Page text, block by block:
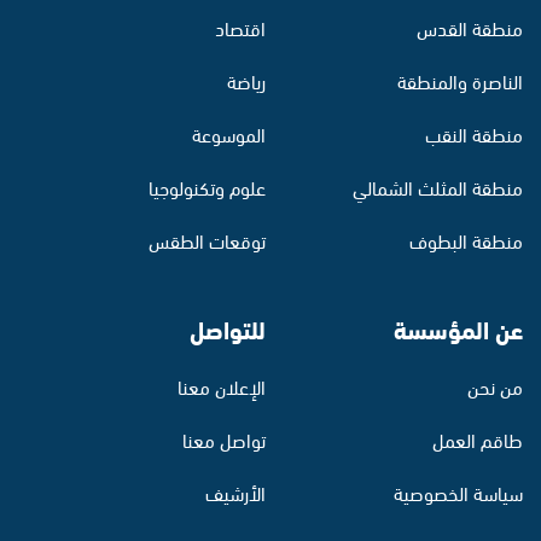
منطقة القدس
الناصرة والمنطقة
منطقة النقب
منطقة المثلث الشمالي
منطقة البطوف
اقتصاد
رياضة
الموسوعة
علوم وتكنولوجيا
توقعات الطقس
عن المؤسسة
من نحن
طاقم العمل
سياسة الخصوصية
للتواصل
الإعلان معنا
تواصل معنا
الأرشيف